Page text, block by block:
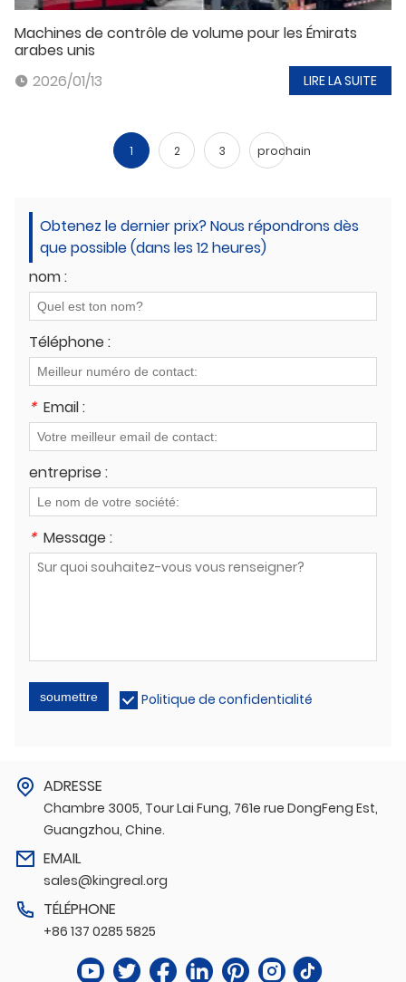
Machines de contrôle de volume pour les Émirats
arabes unis
2026/01/13
LIRE LA SUITE
1 2 3 prochain
Obtenez le dernier prix? Nous répondrons dès
que possible (dans les 12 heures)
nom :
Téléphone :
* Email :
entreprise :
* Message :
soumettre Politique de confidentialité
ADRESSE
Chambre 3005, Tour Lai Fung, 761e rue DongFeng Est,
Guangzhou, Chine.
EMAIL
sales@kingreal.org
TÉLÉPHONE
+86 137 0285 5825